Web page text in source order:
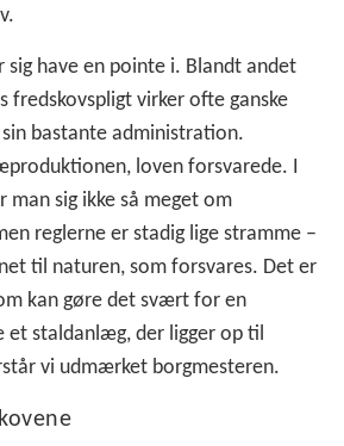
sig have en pointe i. Blandt andet
fredskovspligt virker ofte ganske
bastante administration.
loven forsvarede. I
man sig ikke så meget om
reglerne er stadig lige stramme –
til naturen, som forsvares. Det er
kan gøre det svært for en
et staldanlæg, der ligger op til
vi udmærket borgmesteren.